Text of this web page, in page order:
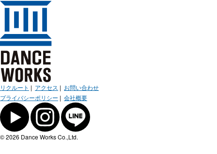
リクルート | アクセス | お問い合わせ
プライバシーポリシー | 会社概要
© 2026 Dance Works Co.,Ltd.